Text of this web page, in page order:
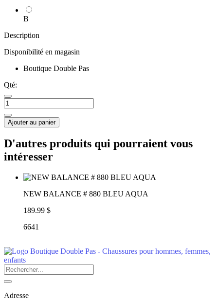
B
Description
Disponibilité en magasin
Boutique Double Pas
Qté:
Ajouter au panier
D'autres produits qui pourraient vous
intéresser
NEW BALANCE # 880 BLEU AQUA
189.99 $
6641
Adresse